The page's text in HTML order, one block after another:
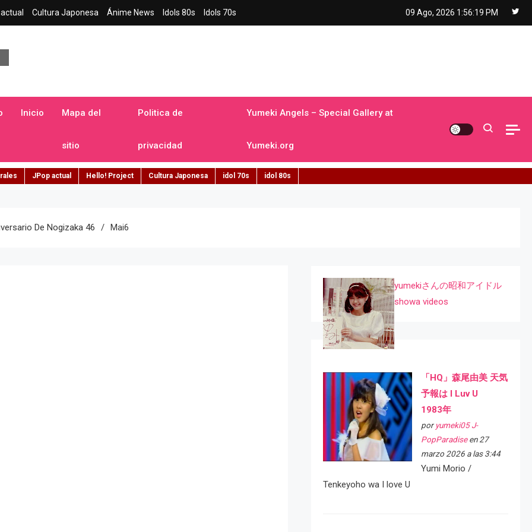
Cultura Japonesa Ánime News Idols 80s Idols 70s 09 Ago, 2026 1:56:20 PM
Inicio Mapa del
sitio
Politica de
privacidad
Yumeki Angels – Special Gallery at
Yumeki.org
JPop actual Hello! Project Cultura Japonesa idol 70s idol 80s
De Nogizaka 46 Mai6
yumekiさんの昭和アイドル
showa videos
「HQ」森尾由美 天気
予報は I Luv U
1983年
por yumeki05 J-
PopParadiseen 27
marzo 2026 a las 3:44
Yumi Morio /
Tenkeyoho wa I love U